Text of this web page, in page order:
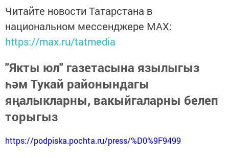
Читайте новости Татарстана в
национальном мессенджере MАХ:
https://max.ru/tatmedia
"Якты юл" газетасына язылыгыз
һәм Тукай районындагы
яңалыкларны, вакыйгаларны белеп
торыгыз
https://podpiska.pochta.ru/press/%D0%9F9499